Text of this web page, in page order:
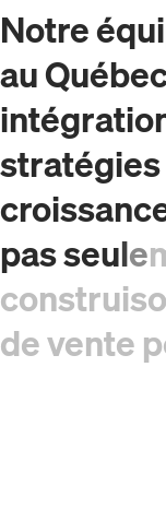
Notreéqui
auQuébe
intégratio
stratégies
croissanc
passeule
construiso
deventep